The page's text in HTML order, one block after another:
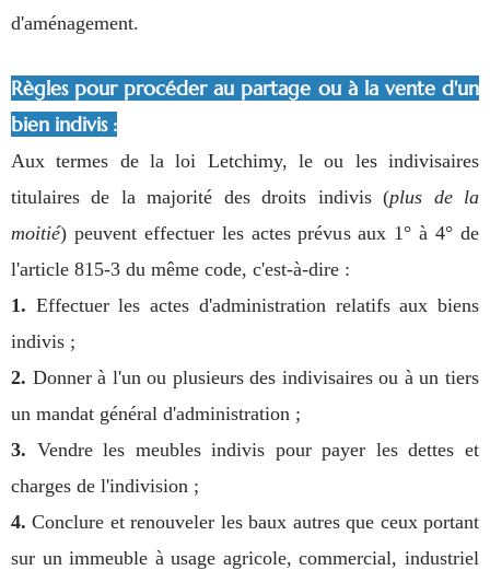
d'aménagement.
Règles pour procéder au partage ou à la vente d'un
bien indivis :
Aux termes de la loi Letchimy, le ou les indivisaires
titulaires de la majorité des droits indivis (plus de la
moitié) peuvent effectuer les actes prévus aux 1° à 4° de
l'article 815-3 du même code, c'est-à-dire :
1. Effectuer les actes d'administration relatifs aux biens
indivis ;
2. Donner à l'un ou plusieurs des indivisaires ou à un tiers
un mandat général d'administration ;
3. Vendre les meubles indivis pour payer les dettes et
charges de l'indivision ;
4.Conclure et renouveler les baux autres que ceux portant
sur un immeuble à usage agricole, commercial, industriel